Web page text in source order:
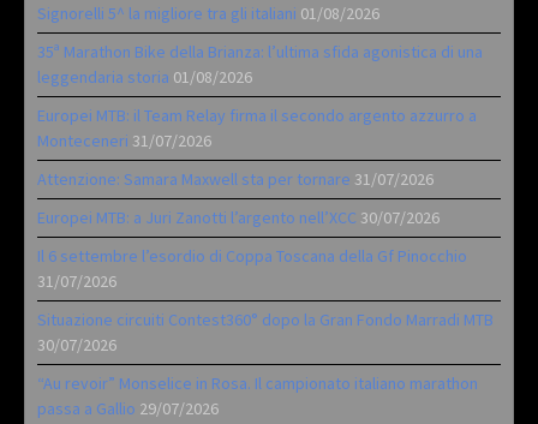
Signorelli 5^ la migliore tra gli italiani 01/08/2026
35ª Marathon Bike della Brianza: l’ultima sfida agonistica di una
leggendaria storia 01/08/2026
Europei MTB: il Team Relay firma il secondo argento azzurro a
Monteceneri 31/07/2026
Attenzione: Samara Maxwell sta per tornare 31/07/2026
Europei MTB: a Juri Zanotti l’argento nell’XCC 30/07/2026
Il 6 settembre l’esordio di Coppa Toscana della Gf Pinocchio
31/07/2026
Situazione circuiti Contest360° dopo la Gran Fondo Marradi MTB
30/07/2026
“Au revoir” Monselice in Rosa. Il campionato italiano marathon
passa a Gallio 29/07/2026